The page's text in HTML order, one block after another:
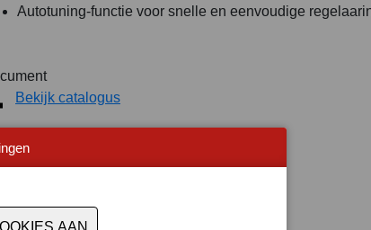
Autotuning-functie voor snelle en eenvoudige
Bekijk catalogus
CONTACTEER ONS!